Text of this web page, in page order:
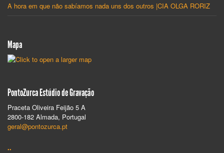
A hora em que não sabíamos nada uns dos outros |CIA OLGA RORIZ
Mapa
PontoZurca Estúdio de Gravação
Praceta Oliveira Feijão 5 A
2800-182 Almada, Portugal
geral@pontozurca.pt